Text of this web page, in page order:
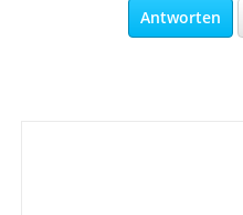
Antworten